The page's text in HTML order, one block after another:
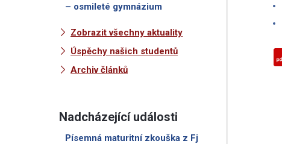
– osmileté gymnázium
Zobrazit všechny aktuality
Úspěchy našich studentů
Archiv článků
Nadcházející události
Písemná maturitní zkouška z Fj